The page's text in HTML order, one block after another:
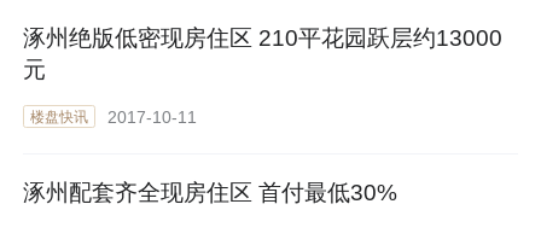
涿州绝版低密现房住区 210平花园跃层约13000
元
楼盘快讯 2017-10-11
涿州配套齐全现房住区 首付最低30%